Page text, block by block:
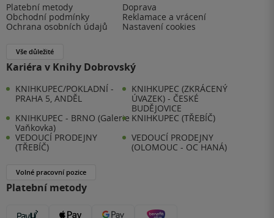
Platební metody
Doprava
Obchodní podmínky
Reklamace a vrácení
Ochrana osobních údajů
Nastavení cookies
Vše důležité
Kariéra v Knihy Dobrovský
KNIHKUPEC/POKLADNÍ -
PRAHA 5, ANDĚL
KNIHKUPEC (ZKRÁCENÝ
ÚVAZEK) - ČESKÉ
BUDĚJOVICE
KNIHKUPEC - BRNO (Galerie
Vaňkovka)
KNIHKUPEC (TŘEBÍČ)
VEDOUCÍ PRODEJNY
(TŘEBÍČ)
VEDOUCÍ PRODEJNY
(OLOMOUC - OC HANÁ)
Volné pracovní pozice
Platební metody